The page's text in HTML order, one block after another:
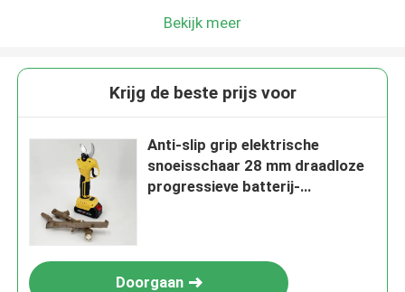
Bekijk meer
Krijg de beste prijs voor
Anti-slip grip elektrische
snoeisschaar 28 mm draadloze
progressieve batterij-
Doorgaan